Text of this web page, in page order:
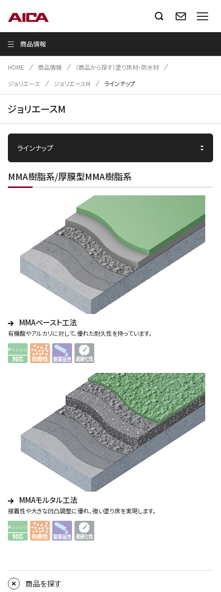
商品情報
HOME 商品情報
（商品から探す）塗り床材・防水材
ジョリエース
ジョリエースM ラインナップ
ジョリエースM
MMA樹脂系/厚膜型MMA樹脂系
MMAペースト工法
有機酸やアルカリに対して、優れた耐久性を持っています。
MMAモルタル工法
接着性や大きな凹凸調整に優れ、強い塗り床を実現します。
商品を探す